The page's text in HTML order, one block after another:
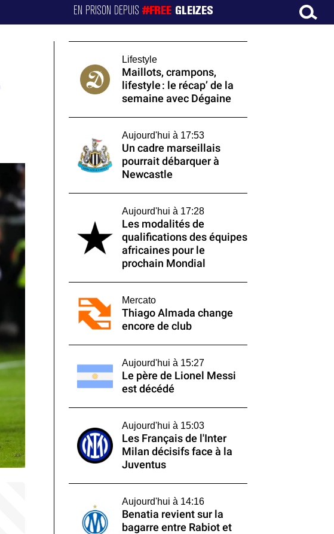
EN PRISON DEPUIS#FREE GLEIZES
Lifestyle
Maillots, crampons,
lifestyle : le récap’ de la
semaine avec Dégaine
Aujourd'hui à 17:53
Un cadre marseillais
pourrait débarquer à
Newcastle
Aujourd'hui à 17:28
Les modalités de
qualifications des équipes
africaines pour le
prochain Mondial
Mercato
Thiago Almada change
encore de club
Aujourd'hui à 15:27
Le père de Lionel Messi
est décédé
Aujourd'hui à 15:03
Les Français de l'Inter
Milan décisifs face à la
Juventus
Aujourd'hui à 14:16
Benatia revient sur la
bagarre entre Rabiot et